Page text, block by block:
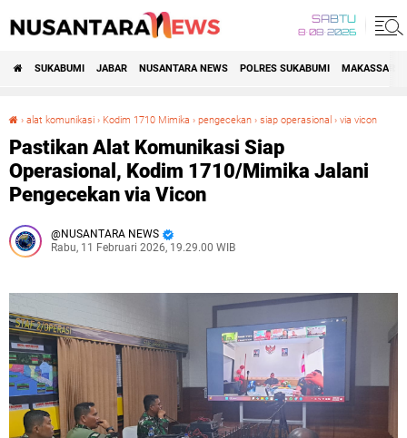
SABTU
8•08•2026
SUKABUMI JABAR NUSANTARA NEWS POLRES SUKABUMI MAKASSAR
› alat komunikasi › Kodim 1710 Mimika › pengecekan › siap operasional › via vicon
Pastikan Alat Komunikasi Siap
Operasional, Kodim 1710/Mimika Jalani
Pengecekan via Vicon
NUSANTARA NEWS
Rabu, 11 Februari 2026, 19.29.00 WIB